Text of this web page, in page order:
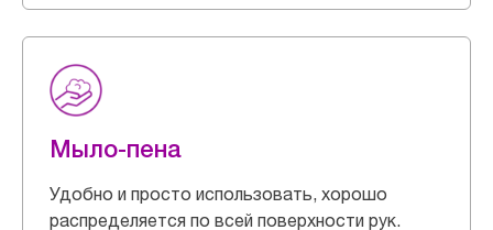
Мыло-пена
Удобно и просто использовать, хорошо
распределяется по всей поверхности рук.